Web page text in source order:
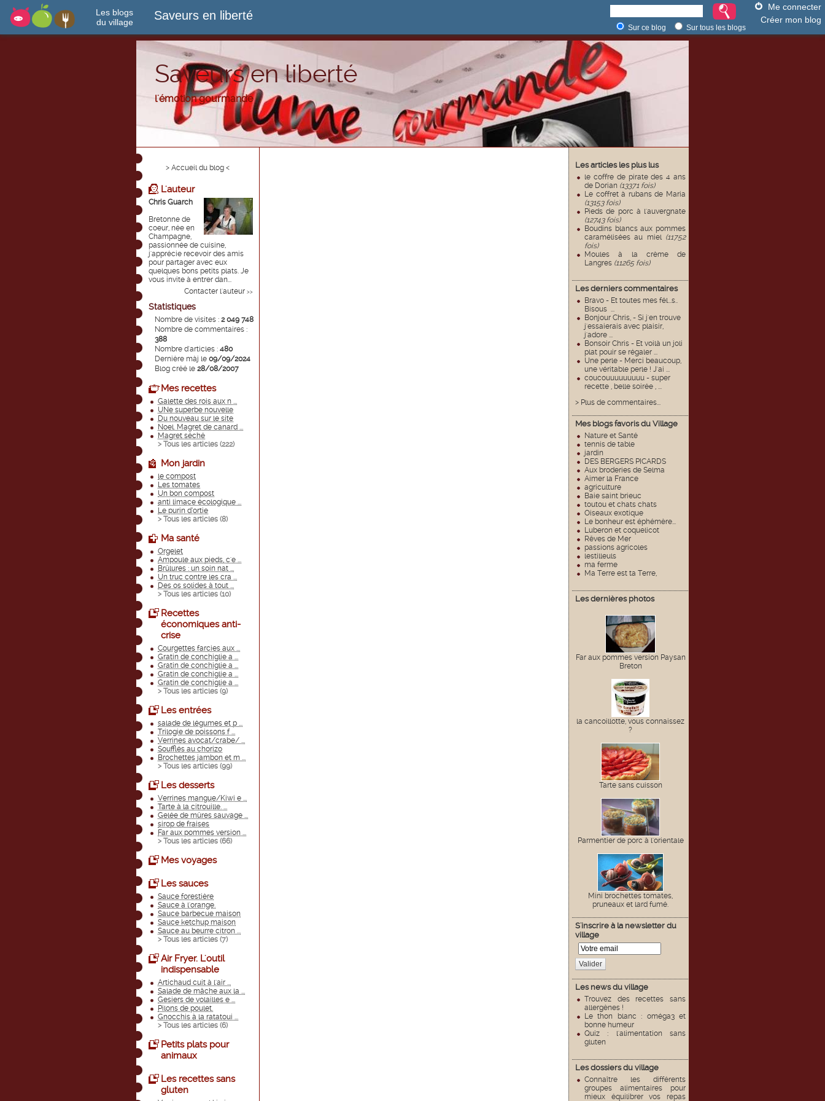
Les blogs
du village
Saveurs en liberté
Me connecter
Créer mon blog
Sur ce blog Sur tous les blogs
Saveurs en liberté
l'émotion gourmande
Les articles les plus lus
le coffre de pirate des 4 ans
de Dorian (13371 fois)
Le coffret à rubans de Maria
(13153 fois)
Pieds de porc à l'auvergnate
(12743 fois)
Boudins blancs aux pommes
caramélisées au miel (11752
fois)
Moules à la crème de
Langres (11265 fois)
Les derniers commentaires
Bravo - Et toutes mes fél...s..
Bisous ...
Bonjour Chris, - Si j'en trouve
j'essaierais avec plaisir,
j'adore ...
Bonsoir Chris - Et voilà un joli
plat pouir se régaler ...
Une perle - Merci beaucoup,
une véritable perle ! J'ai ...
coucouuuuuuuuu - super
recette , belle soirée , ...
> Plus de commentaires...
Mes blogs favoris du Village
Nature et Santé
tennis de table
jardin
DES BERGERS PICARDS
Aux broderies de Selma
Aimer la France
agriculture
Baie saint brieuc
toutou et chats chats
Oiseaux exotique
Le bonheur est éphémère...
Luberon et coquelicot
Rêves de Mer
passions agricoles
lestilleuls
ma ferme
Ma Terre est ta Terre,
Les dernières photos
Far aux pommes version Paysan
Breton
la cancoillotte, vous connaissez
?
Tarte sans cuisson
Parmentier de porc à l'orientale
Mini brochettes tomates,
pruneaux et lard fumé.
S'inscrire à la newsletter du
village
Valider
Les news du village
Trouvez des recettes sans
allergènes !
Le thon blanc : oméga3 et
bonne humeur
Quiz : l'alimentation sans
gluten
Les dossiers du village
Connaître les différents
groupes alimentaires pour
mieux équilibrer vos repas
> Accueil du blog <
L'auteur
Chris Guarch
Bretonne de
coeur, née en
Champagne,
passionnée de cuisine,
j'apprécie recevoir des amis
pour partager avec eux
quelques bons petits plats. Je
vous invite à entrer dan...
Contacter l'auteur >>
Statistiques
Nombre de visites : 2 049 748
Nombre de commentaires :
388
Nombre d'articles : 480
Dernière màj le 09/09/2024
Blog créé le 28/08/2007
Mes recettes
Galette des rois aux n ...
UNe superbe nouvelle
Du nouveau sur le site
Noel. Magret de canard ...
Magret séché
> Tous les articles (222)
Mon jardin
le compost
Les tomates
Un bon compost
anti limace écologique ...
Le purin d’ortie
> Tous les articles (8)
Ma santé
Orgelet
Ampoule aux pieds, c'e ...
Brûlures : un soin nat ...
Un truc contre les cra ...
Des os solides à tout ...
> Tous les articles (10)
Recettes
économiques anti-
crise
Courgettes farcies aux ...
Gratin de conchiglie a ...
Gratin de conchiglie a ...
Gratin de conchiglie a ...
Gratin de conchiglie a ...
> Tous les articles (9)
Les entrées
salade de légumes et p ...
Trilogie de poissons f ...
Verrines avocat/crabe/ ...
Soufflés au chorizo
Brochettes jambon et m ...
> Tous les articles (99)
Les desserts
Verrines mangue/Kiwi e ...
Tarte à la citrouille. ...
Gelée de mûres sauvage ...
sirop de fraises
Far aux pommes version ...
> Tous les articles (66)
Mes voyages
Les sauces
Sauce forestière
Sauce à l'orange.
Sauce barbecue maison
Sauce ketchup maison
Sauce au beurre citron ...
> Tous les articles (7)
Air Fryer. L'outil
indispensable
Artichaud cuit à l'air ...
Salade de mâche aux la ...
Gesiers de volailles e ...
Pilons de poulet.
Gnocchis à la ratatoui ...
> Tous les articles (6)
Petits plats pour
animaux
Les recettes sans
gluten